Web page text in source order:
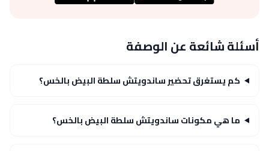
أسئلة شائعة عن الوصفة
كم يستغرق تحضير ساندويتش سلطة البيض بالخس؟
ما هي مكونات ساندويتش سلطة البيض بالخس؟